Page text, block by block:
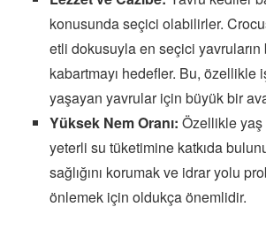
konusunda seçici olabilirler.
etli dokusuyla en seçici yavruların
kabartmayı hedefler. Bu, özellikle
yaşayan yavrular için büyük bir
Yüksek Nem Oranı: Özellikle
yeterli su tüketimine katkıda
sağlığını korumak ve idrar yolu
önlemek için oldukça önemlidir.